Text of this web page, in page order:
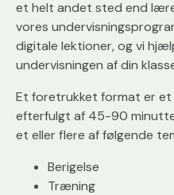
et helt andet sted end
vores
digitale lektioner, og vi
undervisningen af din
Et foretrukket format er
efterfulgt af 45-90
et eller flere af følgende
Berigelse
Træning